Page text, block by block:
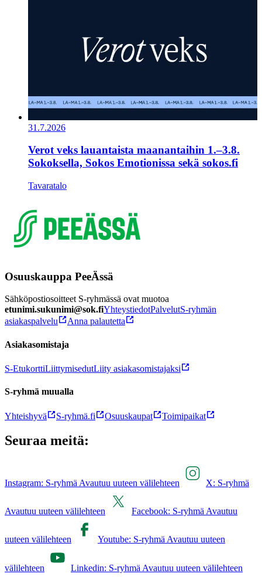
31.7.2026
Verot veks lauantaista maanantaihin 1.–3.8.
Sokoksella, Sokos Emotionissa sekä sokos.fi
Tavaratalo
Osuuskauppa PeeÄssä
Sähköpostiosoitteet S-ryhmässä ovat muotoa
etunimi.sukunimi@sok.fiYhteystiedotPalvelutS-ryhmän
asiakaspalvelu
Anna palautetta
Asiakasomistaja
S-EtukorttiLiittymisedutLiity asiakasomistajaksi
S-ryhmä muualla
Yhteishyvä S-ryhmä.fi Osuuskaupat Toimipaikat
Seuraa meitä:
Instagram: S-ryhmä Avautuu uuteen välilehteen X: S-ryhmä
Avautuu uuteen välilehteen Facebook: S-ryhmä Avautuu
uuteen välilehteen Youtube: S-ryhmä Avautuu uuteen
välilehteen Linkedin: S-ryhmä Avautuu uuteen välilehteen